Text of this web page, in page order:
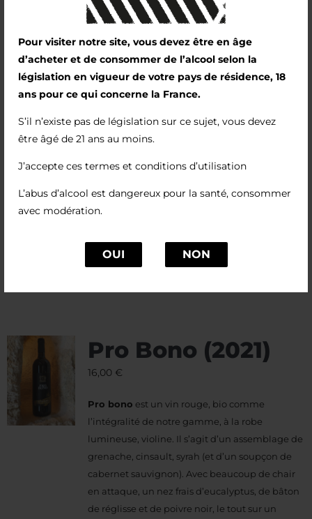
Pour visiter notre site, vous devez être en âge
d’acheter et de consommer de l’alcool selon la
législation en vigueur de votre pays de résidence, 18
ans pour ce qui concerne la France.
S’il n’existe pas de législation sur ce sujet, vous devez
être âgé de 21 ans au moins.
J’accepte ces termes et conditions d’utilisation
L’abus d’alcool est dangereux pour la santé, consommer
avec modération.
OUI NON
Le nom de cette cuvée, 1134, est un clin d’œil à
notre ancienne vie d’avocats. Parmi les articles
du Code civil les plus emblématiques figure
l’ancien article 1134. « Ancien » car la
numérotation du Code civil a changé en 2016,
nous sommes jamais vraiment habitués aux
nouveaux numéros... L’article 1134 énonce des
premiers articles sur lesquels travaillent les
juristes en herbe. Un nom parfait pour l’un de
Pro Bono (2021)
16,00 €
Pro bono est un vin rouge, bio comme
l’intégralité de notre gamme, à la robe
lumineuse, violine. Il s’agit d’un assemblage de
grenache, cinsault, syrah (et d’un soupçon de
cabernet sauvignon). Avec beaucoup de chair
en attaque, un nez frais d’eucalyptus, de bâton
de réglisse et de poivre noir, le tout sur un